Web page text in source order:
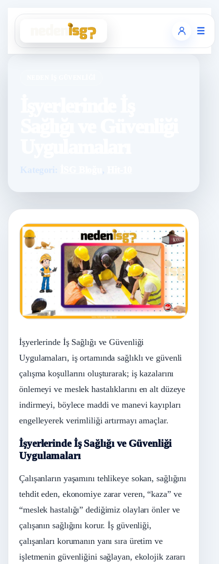
☰
Kategori: ,
İşyerlerinde İş Sağlığı ve Güvenliği
Uygulamaları, iş ortamında sağlıklı ve güvenli
çalışma koşullarını oluşturarak; iş kazalarını
önlemeyi ve meslek hastalıklarını en alt düzeye
indirmeyi, böylece maddi ve manevi kayıpları
engelleyerek verimliliği artırmayı amaçlar.
İşyerlerinde İş Sağlığı ve Güvenliği
Uygulamaları
Çalışanların yaşamını tehlikeye sokan, sağlığını
tehdit eden, ekonomiye zarar veren, “kaza” ve
“meslek hastalığı” dediğimiz olayları önler ve
çalışanın sağlığını korur. İş güvenliği,
çalışanları korumanın yanı sıra üretim ve
işletmenin güvenliğini sağlayan, ekolojik zararı